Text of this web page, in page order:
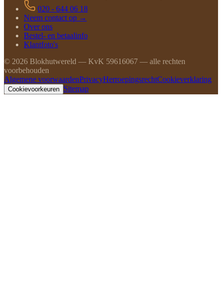
020 - 644 06 18
Neem contact op →
Over ons
Bestel- en betaalinfo
Klantfoto's
© 2026 Blokhutwereld — KvK 59616067 — alle rechten
voorbehouden
Algemene voorwaardenPrivacyHerroepingsrechtCookieverklaring
Cookievoorkeuren Sitemap